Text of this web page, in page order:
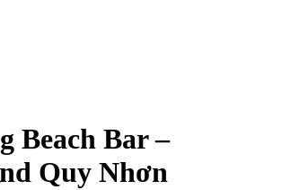
Beach Bar –
Quy Nhơn